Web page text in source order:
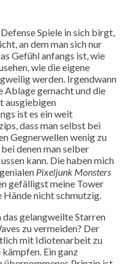
Spiele in sich birgt,
an dem man sich nur
Gefühl anfangs ist, wie
wie die eigene
werden. Irgendwann
gemacht und die
ausgiebigen
ist es ein weit
dass man selbst bei
Gegnerwellen wenig zu
denen man selber
kann. Die haben mich
Pixeljunk Monsters
gefälligst meine Tower
Hände nicht schmutzig.
gelangweilte Starren
zu vermeiden? Der
mit Idiotenarbeit zu
Ein ganz